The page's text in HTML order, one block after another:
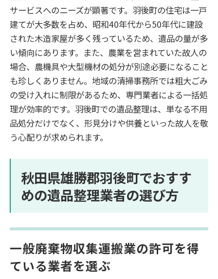
サービスへのニーズが顕著です。羽後町の住宅は一戸
建てが大多数を占め、昭和40年代から50年代に建設
された木造家屋が多く残っているため、遺品の量が多
い傾向にあります。また、農業を営まれていた故人の
場合、農機具や大型機材の処分が別途必要になること
も珍しくありません。地域の清掃事務所では粗大ごみ
の受け入れに制限があるため、専門業者による一括処
理が効率的です。羽後町での遺品整理は、単なる不用
品処分だけでなく、形見分けや供養といった故人を敬
う心配りが求められます。
秋田県雄勝郡羽後町でおすす
めの遺品整理業者の選び方
一般廃棄物収集運搬業の許可を得
ている業者を選ぶ